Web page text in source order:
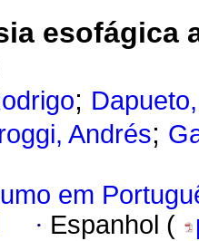
esofágica
;
Andrés;
em
· Espanhol (